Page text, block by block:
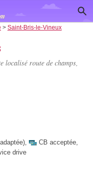
> Saint-Bris-le-Vineux
localisé route de champs,
, CB acceptée,
drive